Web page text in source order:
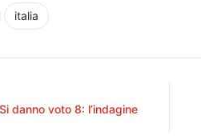
italia
danno voto 8: l’indagine